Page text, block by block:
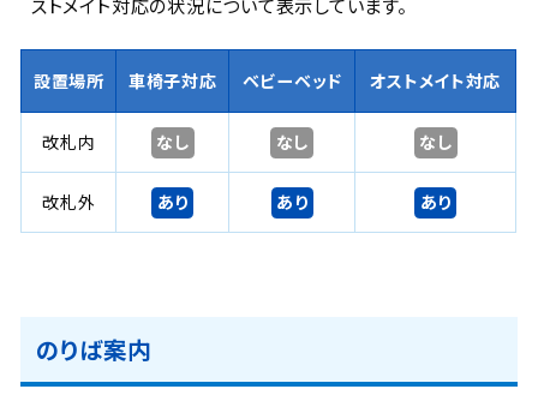
設置場所 車椅子対応 ベビーベッド オストメイト対応
改札内 なし なし なし
改札外 あり あり あり
のりば案内